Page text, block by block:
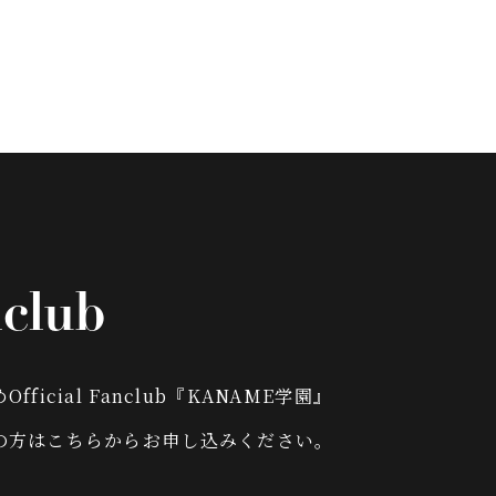
Official Fanclub『KANAME学園』
はこちらからお申し込みください。